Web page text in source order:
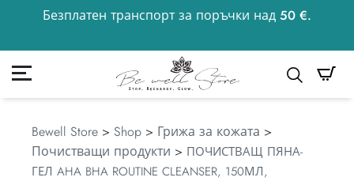
Безплатен транспорт за поръчки над 50 €.
50 €
Моята сметка
Bewell Store > Shop > Грижа за кожата >
Почистващи продукти > ПОЧИСТВАЩ ПЯНА-
ГЕЛ AHA BHA ROUTINE CLEANSER, 150МЛ,